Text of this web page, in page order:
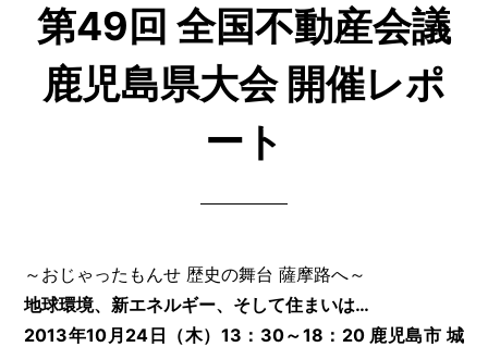
第49回 全国不動産会議
鹿児島県大会 開催レポ
ート
～おじゃったもんせ 歴史の舞台 薩摩路へ～
地球環境、新エネルギー、そして住まいは…
2013年10月24日（木）13：30～18：20 鹿児島市 城